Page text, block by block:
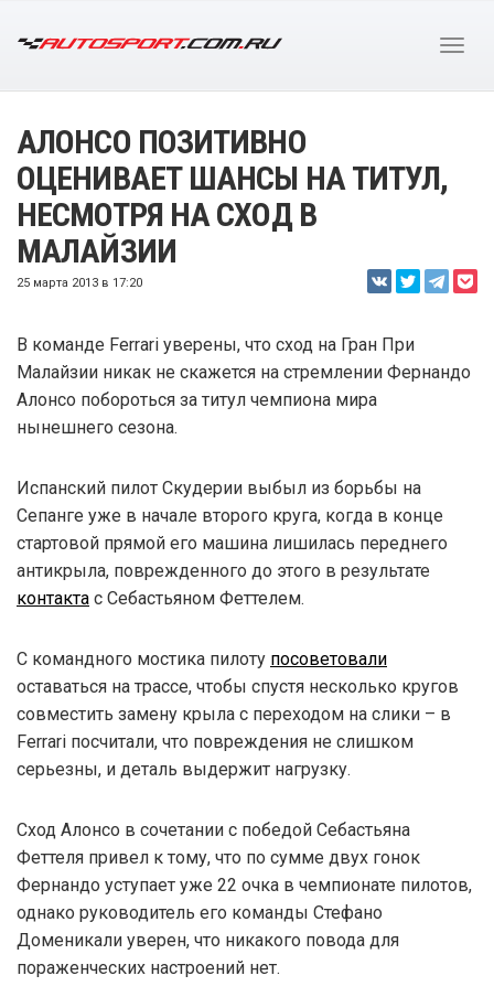
АЛОНСО ПОЗИТИВНО
ОЦЕНИВАЕТ ШАНСЫ НА ТИТУЛ,
НЕСМОТРЯ НА СХОД В
МАЛАЙЗИИ
25 марта 2013 в 17:20
В команде Ferrari уверены, что сход на Гран При
Малайзии никак не скажется на стремлении Фернандо
Алонсо побороться за титул чемпиона мира
нынешнего сезона.
Испанский пилот Скудерии выбыл из борьбы на
Сепанге уже в начале второго круга, когда в конце
стартовой прямой его машина лишилась переднего
антикрыла, поврежденного до этого в результате
контакта с Себастьяном Феттелем.
С командного мостика пилоту посоветовали
оставаться на трассе, чтобы спустя несколько кругов
совместить замену крыла с переходом на слики – в
Ferrari посчитали, что повреждения не слишком
серьезны, и деталь выдержит нагрузку.
Сход Алонсо в сочетании с победой Себастьяна
Феттеля привел к тому, что по сумме двух гонок
Фернандо уступает уже 22 очка в чемпионате пилотов,
однако руководитель его команды Стефано
Доменикали уверен, что никакого повода для
пораженческих настроений нет.